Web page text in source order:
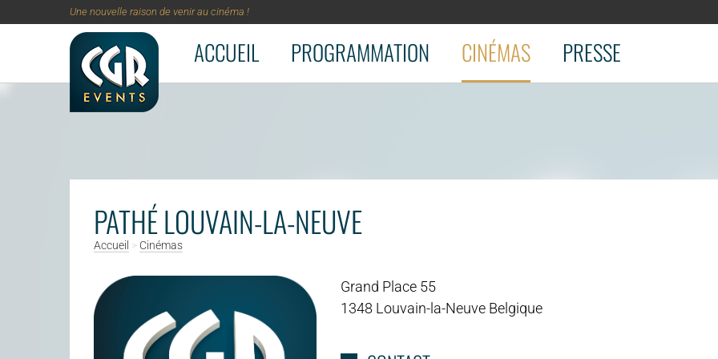
Aller au contenu principal
Une nouvelle raison de venir au cinéma !
ACCUEIL PROGRAMMATION CINÉMAS PRESSE
PATHÉ LOUVAIN-LA-NEUVE
Accueil > Cinémas
Grand Place 55
1348 Louvain-la-Neuve Belgique